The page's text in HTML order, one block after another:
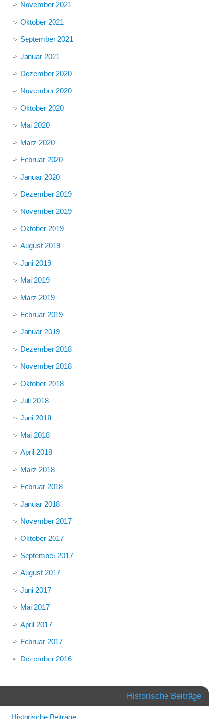
November 2021
Oktober 2021
September 2021
Januar 2021
Dezember 2020
November 2020
Oktober 2020
Mai 2020
März 2020
Februar 2020
Januar 2020
Dezember 2019
November 2019
Oktober 2019
August 2019
Juni 2019
Mai 2019
März 2019
Februar 2019
Januar 2019
Dezember 2018
November 2018
Oktober 2018
Juli 2018
Juni 2018
Mai 2018
April 2018
März 2018
Februar 2018
Januar 2018
November 2017
Oktober 2017
September 2017
August 2017
Juni 2017
Mai 2017
April 2017
Februar 2017
Dezember 2016
Historische Beiträge
Historische Beiträge